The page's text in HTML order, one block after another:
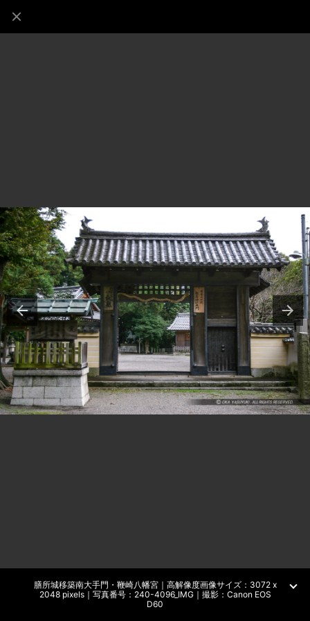
膳所城移築南大手門・鞭崎八幡宮｜高解像度画像サイズ：3072 x
2048 pixels｜写真番号：240-4096_IMG｜撮影：Canon EOS
D60